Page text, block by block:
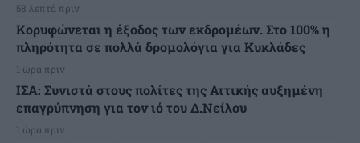
58 λεπτά πριν
Κορυφώνεται η έξοδος των εκδρομέων. Στο 100% η
πληρότητα σε πολλά δρομολόγια για Κυκλάδες
1 ώρα πριν
ΙΣΑ: Συνιστά στους πολίτες της Αττικής αυξημένη
επαγρύπνηση για τον ιό του Δ.Νείλου
1 ώρα πριν